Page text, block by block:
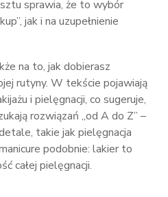
sprawia, że to wybór
jak i na uzupełnienie
na to, jak dobierasz
rutyny. W tekście pojawiają
i pielęgnacji, co sugeruje,
rozwiązań „od A do Z” –
takie jak pielęgnacja
podobnie: lakier to
całej pielęgnacji.